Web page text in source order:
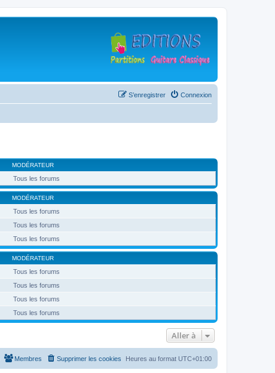
Connexion
S’enregistrer
MODÉRATEUR
Tous les forums
MODÉRATEUR
Tous les forums
Tous les forums
Tous les forums
MODÉRATEUR
Tous les forums
Tous les forums
Tous les forums
Tous les forums
Aller à
Heures au format UTC+01:00
Supprimer les cookies
Membres